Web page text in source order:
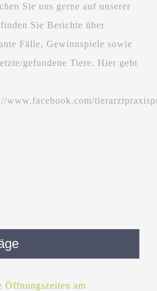
Sie uns gerne auf unserer
Sie Berichte über
Fälle, Gewinnspiele sowie
gefundene Tiere. Hier geht
www.facebook.com/
Öffnungszeiten am